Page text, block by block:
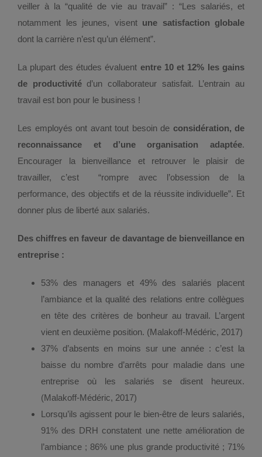
veiller à la “qualité de vie au travail” : “Les salariés, et
notamment les jeunes, visent une satisfaction globale
dont la carrière n’est qu’un élément”.
La plupart des études évaluent entre 10 et 12% les gains
de productivitéd’un collaborateur satisfait. L’entrain au
travail est bon pour le business !
Les employés ont avant tout besoin de considération, de
reconnaissance et d’une organisation adaptée.
Encourager la bienveillance et retrouver le plaisir de
travailler, c’est “rompre avec l’obsession de la
performance, des objectifs et de la réussite individuelle”. Et
donner plus de liberté aux salariés.
Des chiffres en faveur de davantage de bienveillanceen
entreprise :
53% des managers et 49% des salariés placent
l’ambiance et la qualité des relations entre collègues
en tête des critères de bonheur au travail. L’argent
vient en deuxième position. (Malakoff-Médéric, 2017)
37% d’absents en moins sur une année : c’est la
baisse du nombre d’arrêts pour maladie dans une
entreprise où les salariés se disent heureux.
(Malakoff-Médéric, 2017)
Lorsqu’ils agissent pour le bien-être de leurs salariés,
91% des DRH constatent une nette amélioration de
l’ambiance ; 86% une plus grande productivité ; 71%